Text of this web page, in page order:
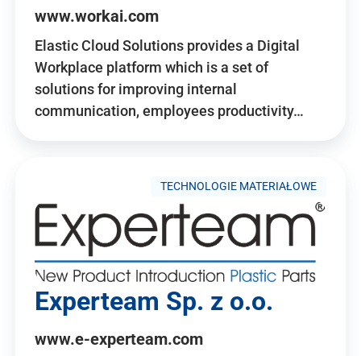
www.workai.com
Elastic Cloud Solutions provides a Digital
Workplace platform which is a set of
solutions for improving internal
communication, employees productivity…
TECHNOLOGIE MATERIAŁOWE
Experteam Sp. z o.o.
www.e-experteam.com